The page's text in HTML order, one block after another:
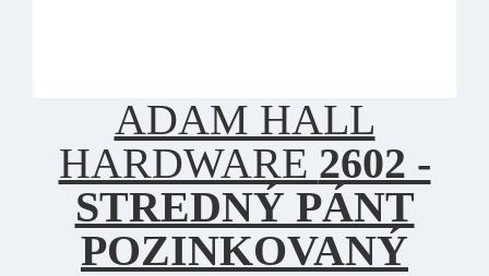
ADAM HALL
HARDWARE 2602 -
STREDNÝ PÁNT
POZINKOVANÝ